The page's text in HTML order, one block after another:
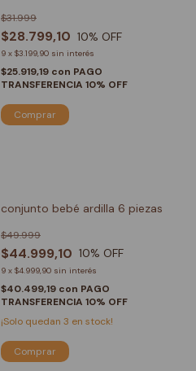
$28.799,10
$31.999
10% OFF
9 x $3.199,90 sin interés
$25.919,19 con PAGO
TRANSFERENCIA 10% OFF
Comprar
conjunto bebé ardilla 6 piezas
$44.999,10
$49.999
10% OFF
9 x $4.999,90 sin interés
$40.499,19 con PAGO
TRANSFERENCIA 10% OFF
¡Solo quedan 3 en stock!
Comprar